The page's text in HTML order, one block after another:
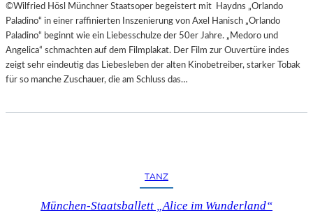
©Wilfried Hösl Münchner Staatsoper begeistert mit Haydns „Orlando
Paladino“ in einer raffinierten Inszenierung von Axel Hanisch „Orlando
Paladino“ beginnt wie ein Liebesschulze der 50er Jahre. „Medoro und
Angelica“ schmachten auf dem Filmplakat. Der Film zur Ouvertüre indes
zeigt sehr eindeutig das Liebesleben der alten Kinobetreiber, starker Tobak
für so manche Zuschauer, die am Schluss das…
TANZ
München-Staatsballett „Alice im Wunderland“